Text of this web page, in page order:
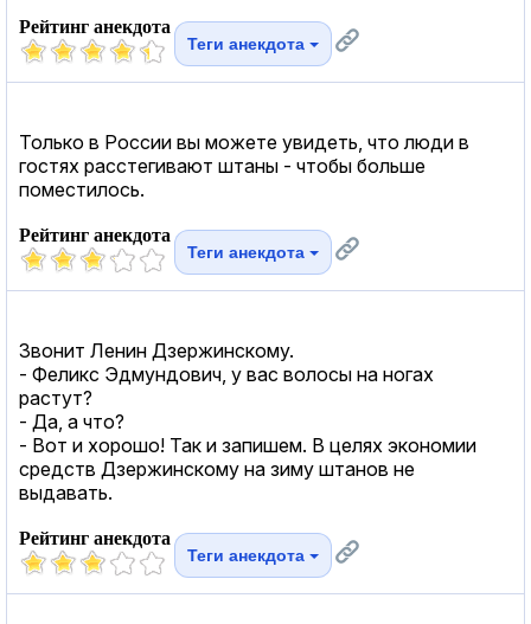
Рейтинг анекдота
Теги анекдота
Только в России вы можете увидеть, что люди в
гостях расстегивают штаны - чтобы больше
поместилось.
Рейтинг анекдота
Теги анекдота
Звонит Ленин Дзержинскому.
- Феликс Эдмундович, у вас волосы на ногах
растут?
- Да, а что?
- Вот и хорошо! Так и запишем. В целях экономии
средств Дзержинскому на зиму штанов не
выдавать.
Рейтинг анекдота
Теги анекдота